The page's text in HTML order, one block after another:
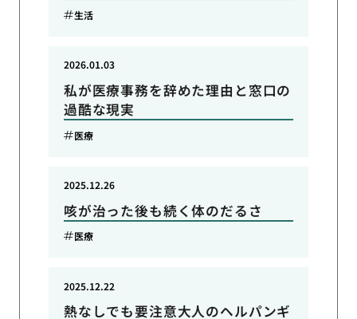
生活
私が医療事務を辞めた理由と窓口の
過酷な現実
2026.01.03
医療
咳が治った後も続く体のだるさ
2025.12.26
医療
熱なしでも要注意大人のヘルパンギ
2025.12.22